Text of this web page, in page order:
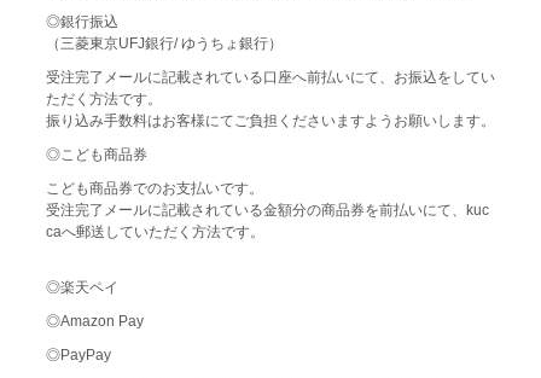
◎銀行振込
（三菱東京UFJ銀行/ ゆうちょ銀行）
受注完了メールに記載されている口座へ前払いにて、お振込をしてい
ただく方法です。
振り込み手数料はお客様にてご負担くださいますようお願いします。
◎こども商品券
こども商品券でのお支払いです。
受注完了メールに記載されている金額分の商品券を前払いにて、kuc
caへ郵送していただく方法です。
◎楽天ペイ
◎Amazon Pay
◎PayPay